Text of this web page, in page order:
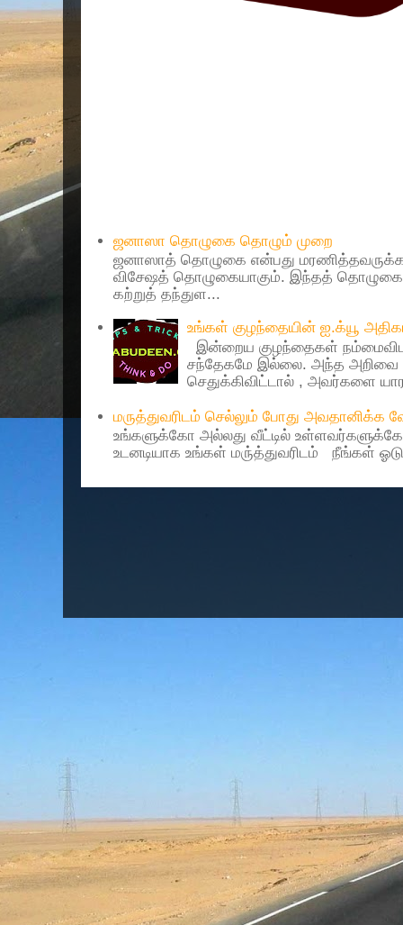
ஜனாஸா தொழுகை தொழும் முறை
ஜனாஸாத் தொழுகை என்பது
விசேஷத் தொழுகையாகும். இந்தத்
கற்றுத் தந்துள...
உங்கள் குழந்தையின் ஐ.க்யூ
இன்றைய குழந்தைகள்
சந்தேகமே இல்லை. அந்த
செதுக்கிவிட்டால் , அவர்களை
மருத்துவரிடம் செல்லும் போது அவதானிக்க
உங்களுக்கோ அல்லது வீட்டில்
உடனடியாக உங்கள் மரு்த்துவரிடம் நீங்கள்